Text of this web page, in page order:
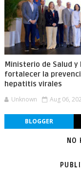
Ministerio de Salud y
fortalecer la
hepatitis virales
Unknown Aug 06,
BLOGGER
NO